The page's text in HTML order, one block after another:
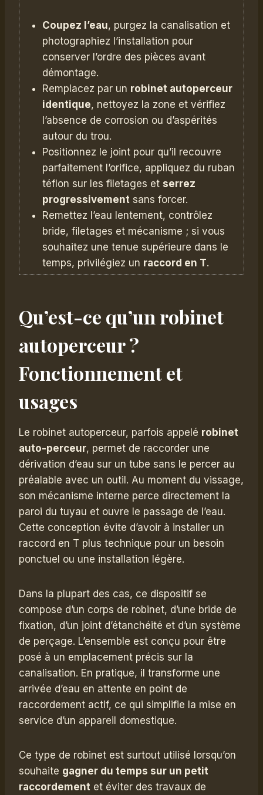
Coupez l’eau, purgez la canalisation et
photographiez l’installation pour
conserver l’ordre des pièces avant
démontage.
Remplacez par un robinet autoperceur
identique, nettoyez la zone et vérifiez
l’absence de corrosion ou d’aspérités
autour du trou.
Positionnez le joint pour qu’il recouvre
parfaitement l’orifice, appliquez du ruban
téflon sur les filetages et serrez
progressivement sans forcer.
Remettez l’eau lentement, contrôlez
bride, filetages et mécanisme ; si vous
souhaitez une tenue supérieure dans le
temps, privilégiez un raccord en T.
Qu’est-ce qu’un robinet
autoperceur ?
Fonctionnement et
usages
Le robinet autoperceur, parfois appelé robinet
auto-perceur, permet de raccorder une
dérivation d’eau sur un tube sans le percer au
préalable avec un outil. Au moment du vissage,
son mécanisme interne perce directement la
paroi du tuyau et ouvre le passage de l’eau.
Cette conception évite d’avoir à installer un
raccord en T plus technique pour un besoin
ponctuel ou une installation légère.
Dans la plupart des cas, ce dispositif se
compose d’un corps de robinet, d’une bride de
fixation, d’un joint d’étanchéité et d’un système
de perçage. L’ensemble est conçu pour être
posé à un emplacement précis sur la
canalisation. En pratique, il transforme une
arrivée d’eau en attente en point de
raccordement actif, ce qui simplifie la mise en
service d’un appareil domestique.
Ce type de robinet est surtout utilisé lorsqu’on
souhaite gagner du temps sur un petit
raccordement et éviter des travaux de